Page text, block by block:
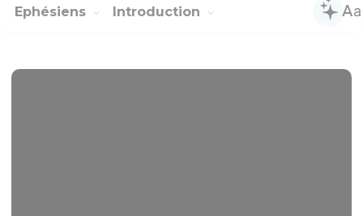
Ephésiens Introduction